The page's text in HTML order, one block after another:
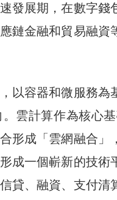
發展期，在數字錢
鏈金融和貿易融資
以容器和微服務為
雲計算作為核心
形成「雲網融合」
成一個嶄新的技術
貸、融資、支付清